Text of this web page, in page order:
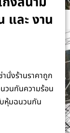
และ งาน
นั่งร้านราคาถูก
วนกันความร้อน
หุ้มฉนวนกัน